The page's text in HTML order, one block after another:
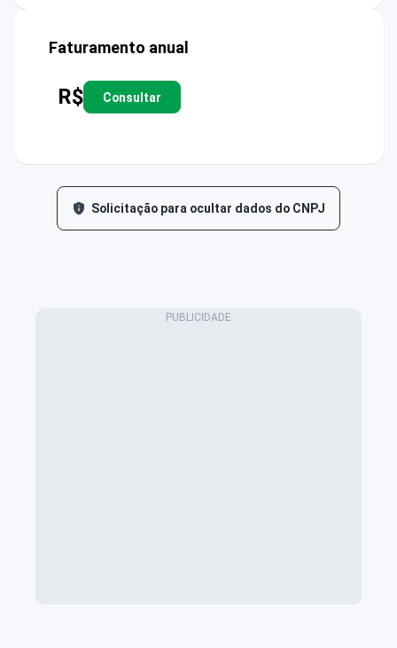
Faturamento anual
R$ Consultar
Solicitação para ocultar dados do CNPJ